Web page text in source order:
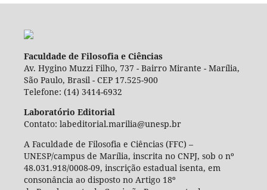
Faculdade de Filosofia e Ciências
Av. Hygino Muzzi Filho, 737 - Bairro Mirante - Marília,
São Paulo, Brasil - CEP 17.525-900
Telefone: (14) 3414-6932
Laboratório Editorial
Contato: labeditorial.marilia@unesp.br
A Faculdade de Filosofia e Ciências (FFC) –
UNESP/campus de Marília, inscrita no CNPJ, sob o nº
48.031.918/0008-09, inscrição estadual isenta, em
consonância ao disposto no Artigo 18º